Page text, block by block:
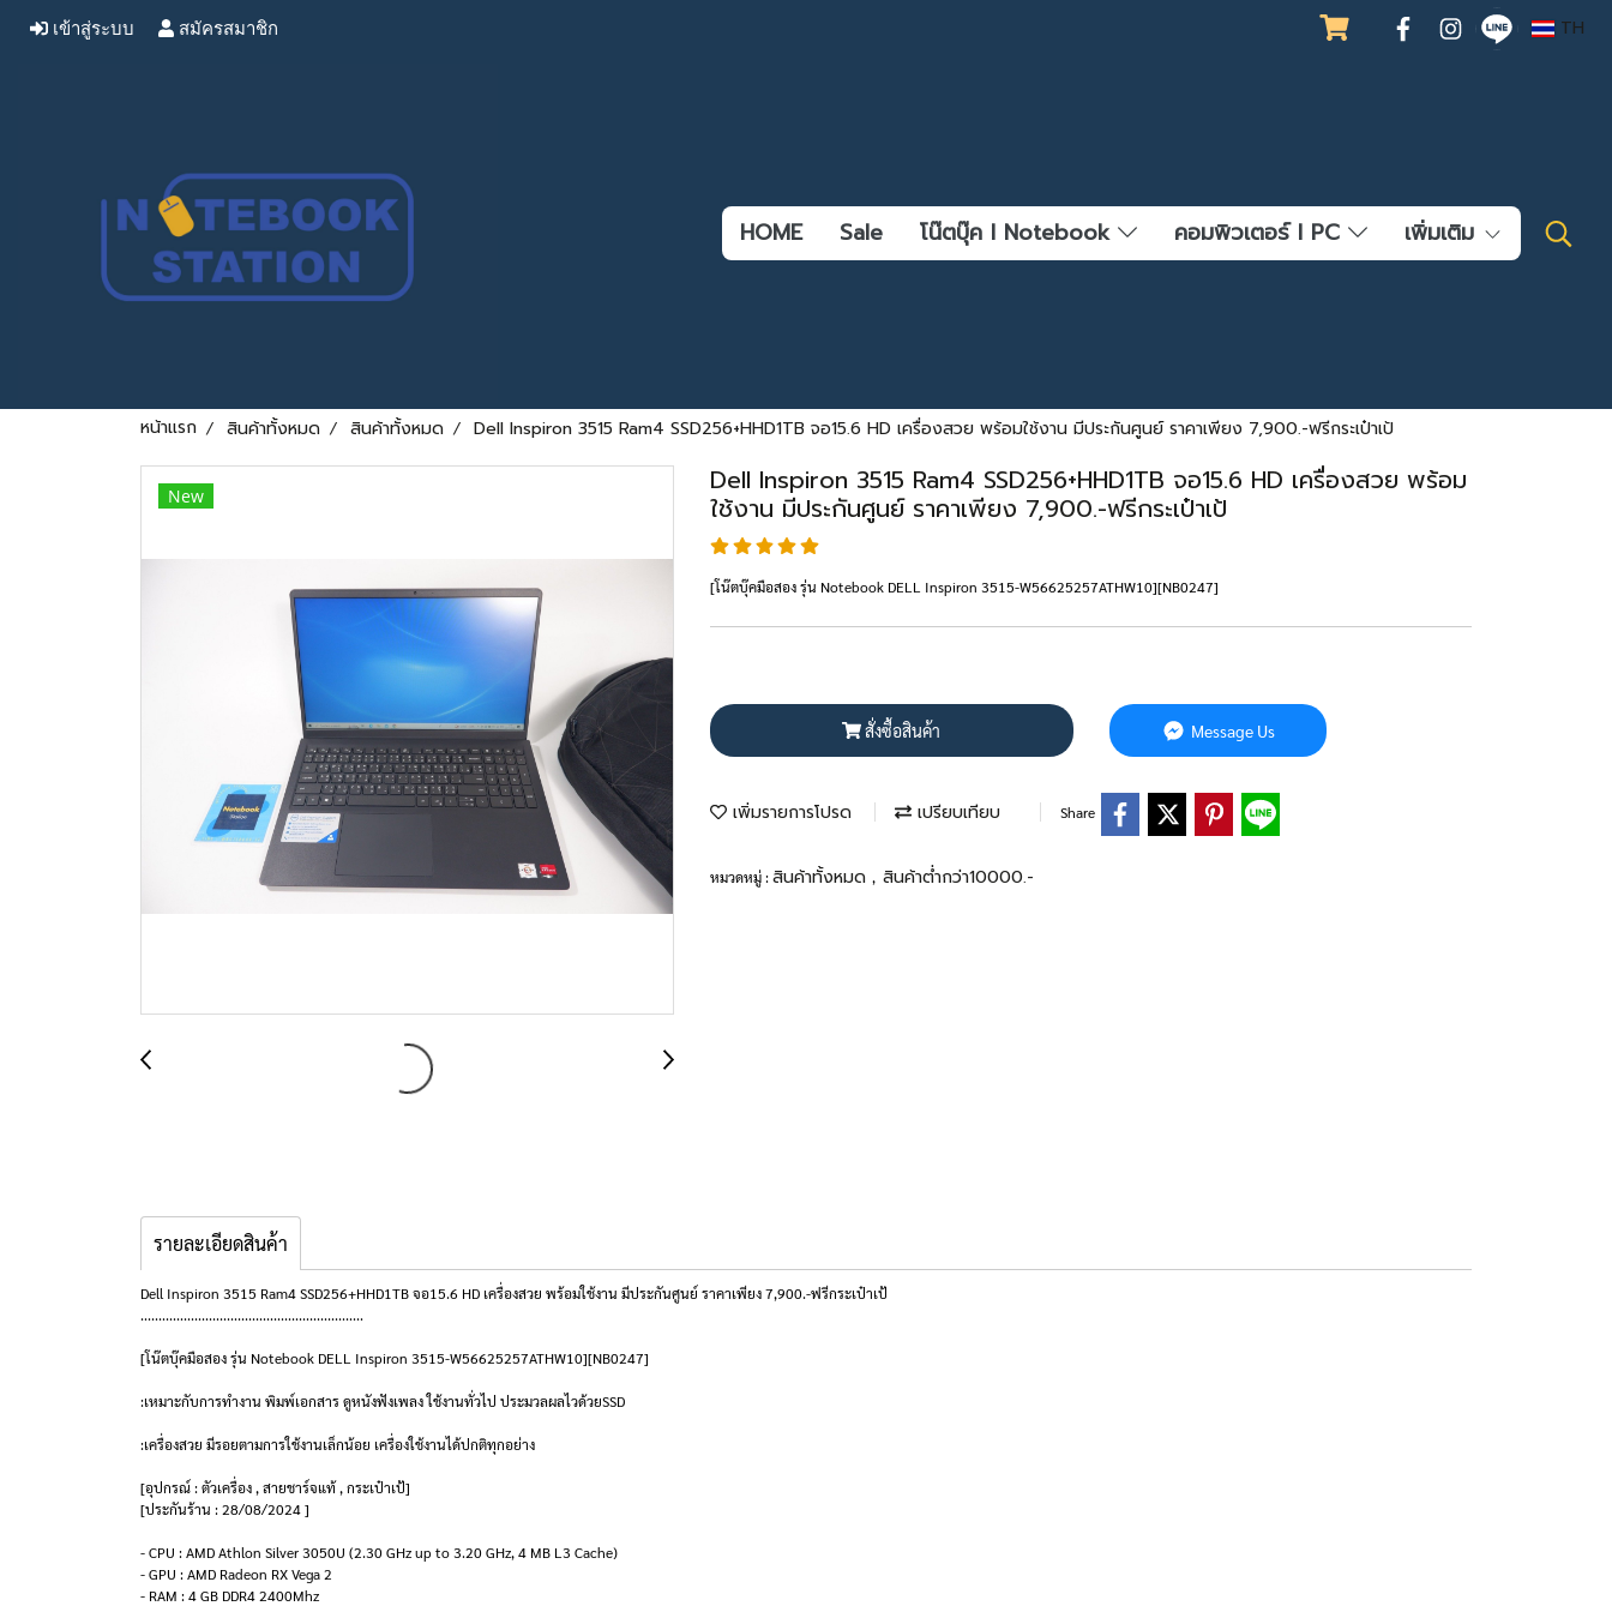
เข้าสู่ระบบ สมัครสมาชิก TH
HOME Sale โน๊ตบุ๊ค l Notebook คอมพิวเตอร์ l PC เพิ่มเติม
หน้าแรก สินค้าทั้งหมด สินค้าทั้งหมด Dell Inspiron 3515 Ram4 SSD256+HHD1TB จอ15.6 HD เครื่องสวย พร้อมใช้งาน มีประกันศูนย์ ราคาเพียง 7,900.-ฟรีกระเป๋าเป้
New
Dell Inspiron 3515 Ram4 SSD256+HHD1TB จอ15.6 HD เครื่องสวย พร้อม
ใช้งาน มีประกันศูนย์ ราคาเพียง 7,900.-ฟรีกระเป๋าเป้
[โน๊ตบุ๊คมือสอง รุ่น Notebook DELL Inspiron 3515-W56625257ATHW10][NB0247]
สั่งซื้อสินค้า Message Us
เพิ่มรายการโปรด เปรียบเทียบ Share
หมวดหมู่ :สินค้าทั้งหมด , สินค้าต่ำกว่า10000.-
รายละเอียดสินค้า
Dell Inspiron 3515 Ram4 SSD256+HHD1TB จอ15.6 HD เครื่องสวย พร้อมใช้งาน มีประกันศูนย์ ราคาเพียง 7,900.-ฟรีกระเป๋าเป้
..............................................................
[โน๊ตบุ๊คมือสอง รุ่น Notebook DELL Inspiron 3515-W56625257ATHW10][NB0247]
:เหมาะกับการทำงาน พิมพ์เอกสาร ดูหนังฟังเพลง ใช้งานทั่วไป ประมวลผลไวด้วยSSD
:เครื่องสวย มีรอยตามการใช้งานเล็กน้อย เครื่องใช้งานได้ปกติทุกอย่าง
[อุปกรณ์ : ตัวเครื่อง , สายชาร์จแท้ , กระเป๋าเป้]
[ประกันร้าน : 28/08/2024 ]
- CPU : AMD Athlon Silver 3050U (2.30 GHz up to 3.20 GHz, 4 MB L3 Cache)
- GPU : AMD Radeon RX Vega 2
- RAM : 4 GB DDR4 2400Mhz